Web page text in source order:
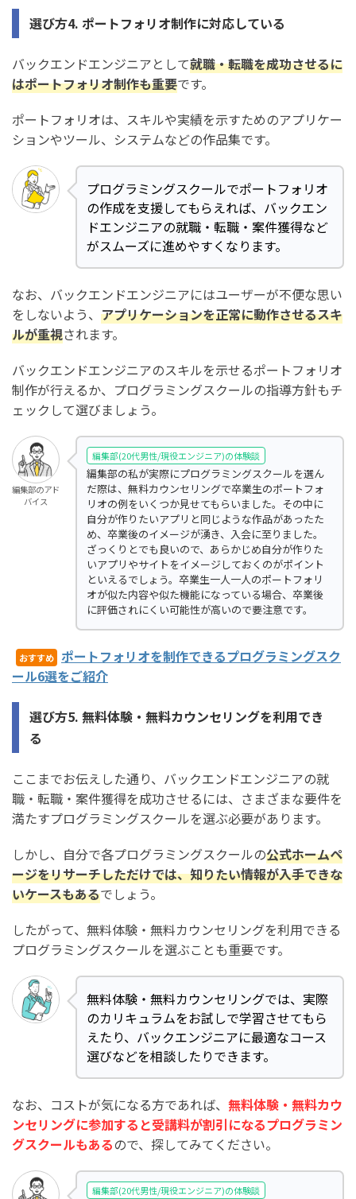
選び方4. ポートフォリオ制作に対応している
バックエンドエンジニアとして就職・転職を成功させるに
はポートフォリオ制作も重要です。
ポートフォリオは、スキルや実績を示すためのアプリケー
ションやツール、システムなどの作品集です。
プログラミングスクールでポートフォリオ
の作成を支援してもらえれば、バックエン
ドエンジニアの就職・転職・案件獲得など
がスムーズに進めやすくなります。
なお、バックエンドエンジニアにはユーザーが不便な思い
をしないよう、 アプリケーションを正常に動作させるスキ
ルが重視されます。
バックエンドエンジニアのスキルを示せるポートフォリオ
制作が行えるか、プログラミングスクールの指導方針もチ
ェックして選びましょう。
編集部のアド
バイス
編集部(20代男性/現役エンジニア)の体験談
編集部の私が実際にプログラミングスクールを選ん
だ際は、無料カウンセリングで卒業生のポートフォ
リオの例をいくつか見せてもらいました。その中に
自分が作りたいアプリと同じような作品があったた
め、卒業後のイメージが湧き、入会に至りました。
ざっくりとでも良いので、あらかじめ自分が作りた
いアプリやサイトをイメージしておくのがポイント
といえるでしょう。卒業生一人一人のポートフォリ
オが似た内容や似た機能になっている場合、卒業後
に評価されにくい可能性が高いので要注意です。
おすすめ
ポートフォリオを制作できるプログラミングスク
ール6選をご紹介
選び方5. 無料体験・無料カウンセリングを利用でき
る
ここまでお伝えした通り、バックエンドエンジニアの就
職・転職・案件獲得を成功させるには、さまざまな要件を
満たすプログラミングスクールを選ぶ必要があります。
しかし、自分で各プログラミングスクールの公式ホームペ
ージをリサーチしただけでは、知りたい情報が入手できな
いケースもあるでしょう。
したがって、無料体験・無料カウンセリングを利用できる
プログラミングスクールを選ぶことも重要です。
無料体験・無料カウンセリングでは、実際
のカリキュラムをお試しで学習させてもら
えたり、バックエンジニアに最適なコース
選びなどを相談したりできます。
なお、コストが気になる方であれば、 無料体験・無料カウ
ンセリングに参加すると受講料が割引になるプログラミン
グスクールもあるので、探してみてください。
編集部(20代男性/現役エンジニア)の体験談